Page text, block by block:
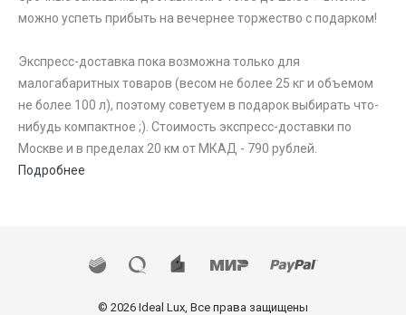
можно успеть прибыть на вечернее торжество с подарком!
Экспресс-доставка пока возможна только для
малогабаритных товаров (весом не более 25 кг и объемом
не более 100 л), поэтому советуем в подарок выбирать что-
нибудь компактное ;). Стоимость экспресс-доставки по
Москве и в пределах 20 км от МКАД - 790 рублей.
Подробнее
© 2026 Ideal Lux, Все права защищены